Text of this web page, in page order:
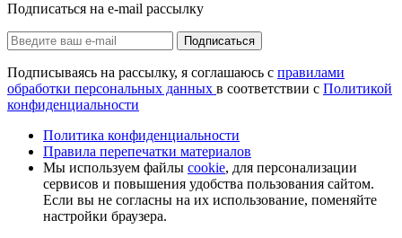
Подписаться на e-mail рассылку
Подписаться
Подписываясь на рассылку, я соглашаюсь с правилами
обработки персональных данных в соответствии с Политикой
конфиденциальности
Политика конфиденциальности
Правила перепечатки материалов
Мы используем файлы cookie, для персонализации
сервисов и повышения удобства пользования сайтом.
Если вы не согласны на их использование, поменяйте
настройки браузера.